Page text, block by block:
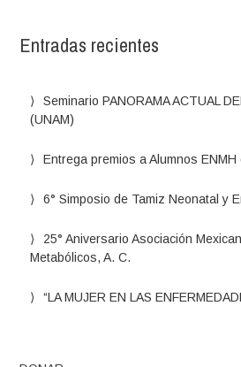
Entradas recientes
Seminario PANORAMA ACTUAL
(UNAM)
Entrega premios a Alumnos ENMH
6° Simposio de Tamiz Neonatal y
25° Aniversario Asociación
Metabólicos, A. C.
“LA MUJER EN LAS